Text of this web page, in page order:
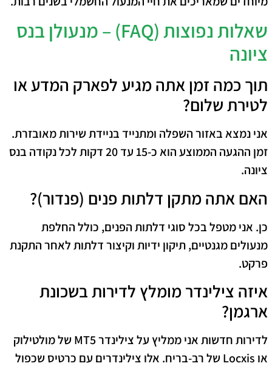
שאלות נפוצות (FAQ) – מנעולן בנס
ציונה
תוך כמה זמן אתה מגיע לפארק המדע או
לטירת שלום?
אני נמצא באזור השפלה ומתנייד בניידת שירות מאובזרת.
זמן ההגעה הממוצע הוא כ-15 עד 20 דקות לכל נקודה בנס
ציונה.
האם אתה מתקן דלתות פנים (פנדור)?
כן. אני מטפל בכל סוגי דלתות הפנים, כולל החלפת
מנעולים מגנטיים, תיקון ידיות וקיצור דלתות לאחר התקנת
פרקט.
איזה צילינדר מומלץ לדירות בשכונת
ארגמן?
לדירות חדשות אני ממליץ על צילינדר MT5 של מולטילוק
או Locxis של רב-בריח. אלו צילינדרים עם כרטיס שכפול